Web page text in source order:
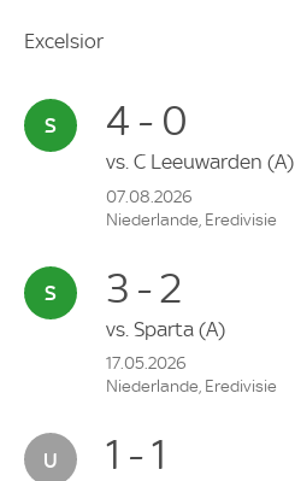
Excelsior
4 - 0
vs. C Leeuwarden (A)
07.08.2026
Niederlande, Eredivisie
3 - 2
vs. Sparta (A)
17.05.2026
Niederlande, Eredivisie
1 - 1